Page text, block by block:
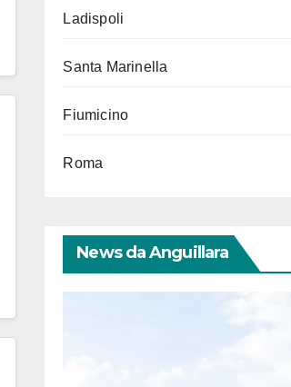
Ladispoli
Santa Marinella
Fiumicino
Roma
News da Anguillara